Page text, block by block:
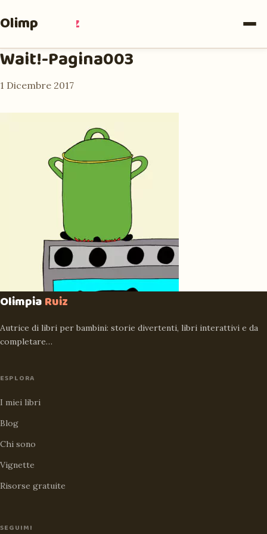
Olimpia Ruiz
Wait!-Pagina003
1 Dicembre 2017
OlimpiaRuiz
Autrice di libri per bambini: storie divertenti, libri interattivi e da
completare…
ESPLORA
I miei libri
Blog
Chi sono
Vignette
Risorse gratuite
SEGUIMI